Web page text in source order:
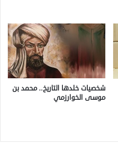
شخصيات خلدها التاريخ.. محمد بن
موسى الخوارزمي